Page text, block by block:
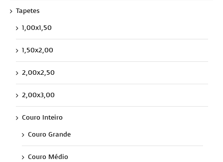
Tapetes
1,00x1,50
1,50x2,00
2,00x2,50
2,00x3,00
Couro Inteiro
Couro Grande
Couro Médio